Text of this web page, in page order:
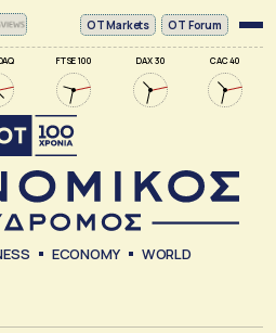
FTSE 100 DAX 30 CAC 40
ΟΤ Markets OT Forum
ECONOMY WORLD